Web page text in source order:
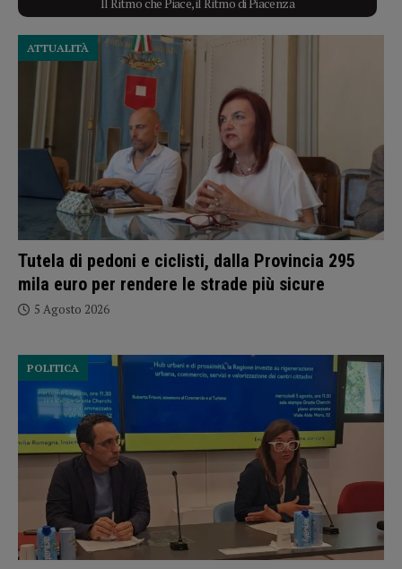
Tutela di pedoni e ciclisti, dalla Provincia 295
mila euro per rendere le strade più sicure
ATTUALITÀ
5 Agosto 2026
POLITICA